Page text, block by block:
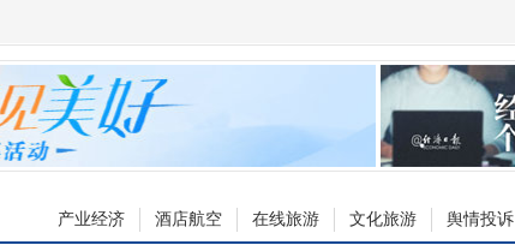
舆情投诉
文化旅游
在线旅游
酒店航空
产业经济